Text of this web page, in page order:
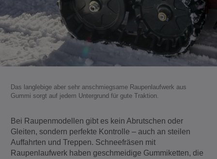
Das langlebige aber sehr anschmiegsame Raupenlaufwerk aus
Gummi sorgt auf jedem Untergrund für gute Traktion.
Bei Raupenmodellen gibt es kein Abrutschen oder
Gleiten, sondern perfekte Kontrolle – auch an steilen
Auffahrten und Treppen. Schneefräsen mit
Raupenlaufwerk haben geschmeidige Gummiketten, die